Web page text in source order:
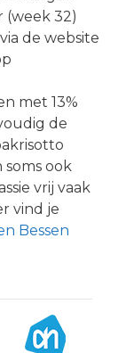
(week 32)
de website
met 13%
de
soms ook
vrij vaak
vind je
Bessen